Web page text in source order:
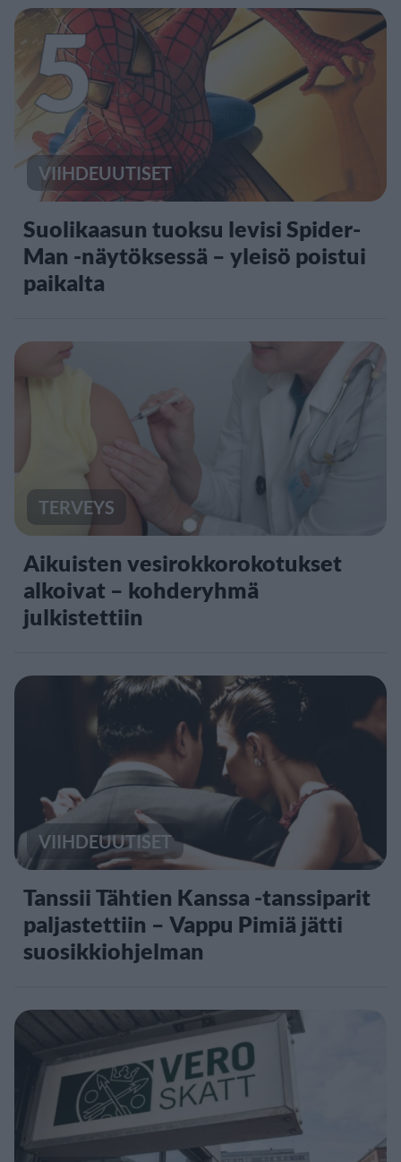
5
VIIHDEUUTISET
Suolikaasun tuoksu levisi Spider-
Man -näytöksessä – yleisö poistui
paikalta
TERVEYS
Aikuisten vesirokkorokotukset
alkoivat – kohderyhmä
julkistettiin
VIIHDEUUTISET
Tanssii Tähtien Kanssa -tanssiparit
paljastettiin – Vappu Pimiä jätti
suosikkiohjelman